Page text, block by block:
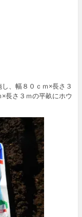
、幅８０ｃｍ×長さ３
長さ３ｍの平畝にホウ